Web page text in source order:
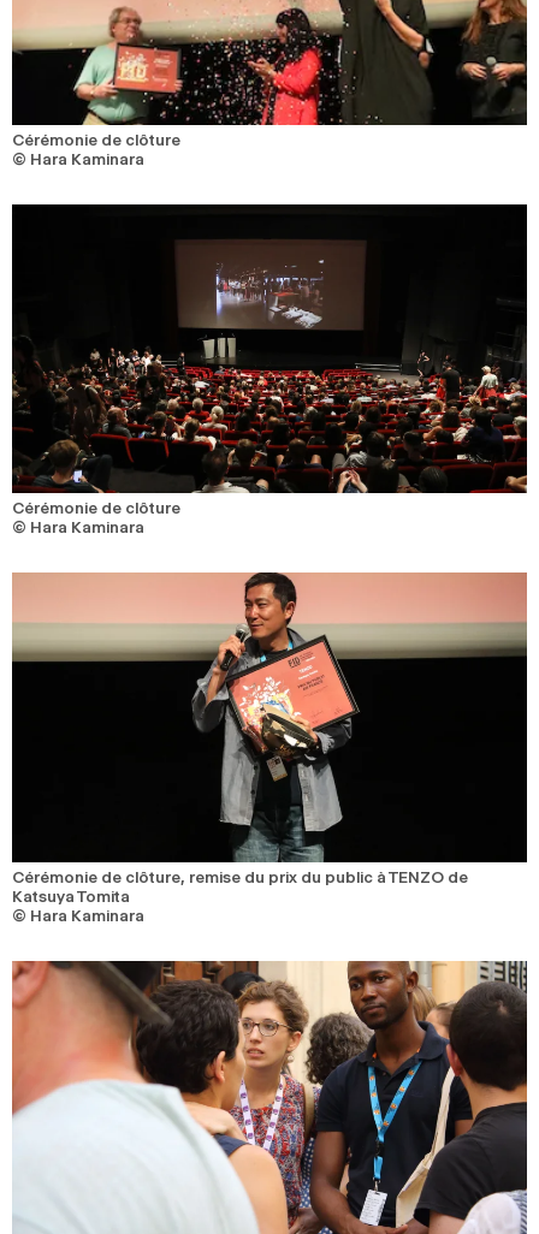
Cérémonie de clôture
© Hara Kaminara
Cérémonie de clôture
© Hara Kaminara
Cérémonie de clôture, remise du prix du public à TENZO de
Katsuya Tomita
© Hara Kaminara